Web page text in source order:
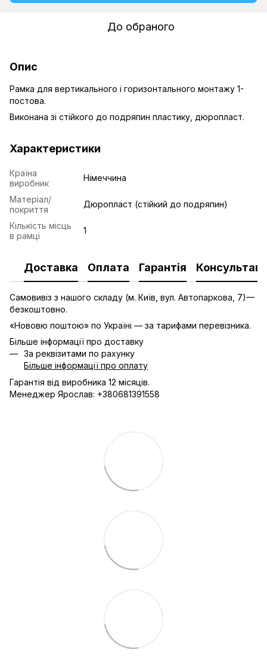
До обраного
Опис
Рамка для вертикального і горизонтального монтажу 1-
постова.
Виконана зі стійкого до подряпин пластику, дюропласт.
Характеристики
Країна
виробник
Німеччина
Матеріал/
покриття
Дюропласт (стійкий до подряпин)
Кількість місць
в рамці
1
Доставка Оплата Гарантія
Самовивіз з нашого складу (м. Київ, вул. Автопаркова, 7)—
безкоштовно.
«Нововю поштою» по Україні — за тарифами перевізника.
Більше інформації про доставку
За реквізитами по рахунку
Більше інформації про оплату
Гарантія від виробника 12 місяців.
Менеджер Ярослав: +380681391558